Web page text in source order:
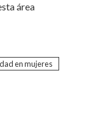
área
en mujeres